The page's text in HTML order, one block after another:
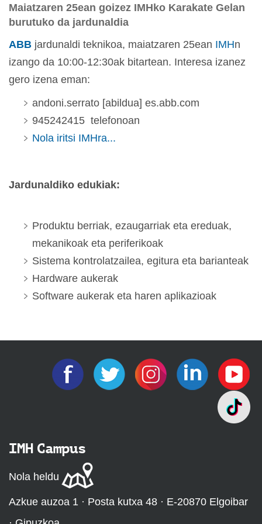
Maiatzaren 25ean goizez IMHko Karakate Gelan
burutuko da jardunaldia
ABB jardunaldi teknikoa, maiatzaren 25ean IMHn
izango da 10:00-12:30ak bitartean. Interesa izanez
gero izena eman:
andoni.serrato [abildua] es.abb.com
945242415 telefonoan
Nola iritsi IMHra...
Jardunaldiko edukiak:
Produktu berriak, ezaugarriak eta ereduak,
mekanikoak eta periferikoak
Sistema kontrolatzailea, egitura eta barianteak
Hardware aukerak
Software aukerak eta haren aplikazioak
IMH Campus
Nola heldu
Azkue auzoa 1 · Posta kutxa 48 · E-20870 Elgoibar